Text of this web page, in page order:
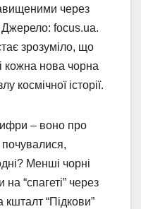
через
Джерело: focus.ua.
зрозуміло, що
кожна нова чорна
космічної історії.
– воно про
Менші чорні
“спагеті” через
кшталт “Підкови”